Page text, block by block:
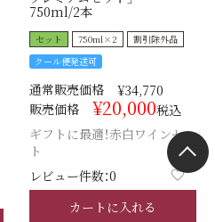
750ml/2本
セット 750ml×2
割引除外品
クール便発送可
通常販売価格 ¥34,770
販売価格
¥20,000税込
ギフトに最適！赤白ワインセッ
ト
レビュー件数：0
カートに入れる